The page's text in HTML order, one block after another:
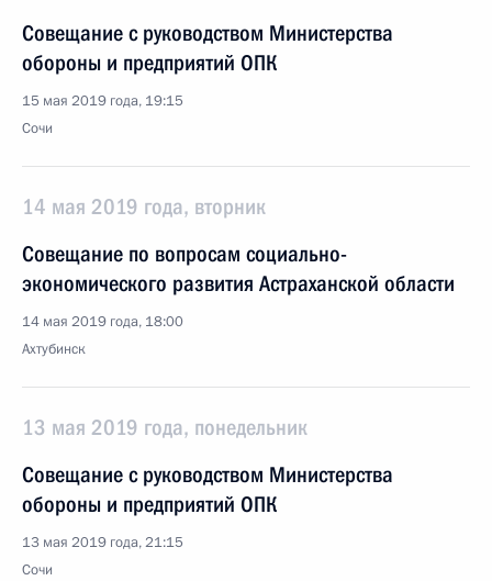
Совещание с руководством Министерства
обороны и предприятий ОПК
15 мая 2019 года, 19:15
Сочи
14 мая 2019 года, вторник
Совещание по вопросам социально-
экономического развития Астраханской области
14 мая 2019 года, 18:00
Ахтубинск
13 мая 2019 года, понедельник
Совещание с руководством Министерства
обороны и предприятий ОПК
13 мая 2019 года, 21:15
Сочи